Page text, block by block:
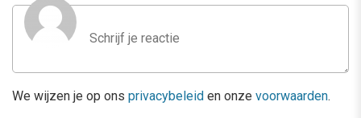
We wijzen je op ons privacybeleid en onze voorwaarden.